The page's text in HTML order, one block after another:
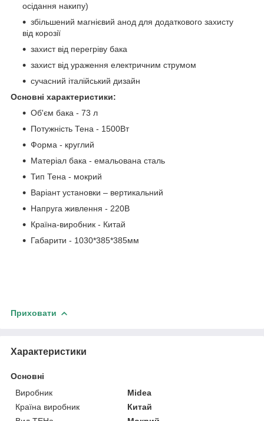
осідання накипу)
збільшений магнієвий анод для додаткового захисту
від корозії
захист від перегріву бака
захист від ураження електричним струмом
сучасний італійський дизайн
Основні характеристики:
Об'єм бака - 73 л
Потужність Тена - 1500Вт
Форма - круглий
Матеріал бака - емальована сталь
Тип Тена - мокрий
Варіант установки – вертикальний
Напруга живлення - 220В
Країна-виробник - Китай
Габарити - 1030*385*385мм
Приховати
Характеристики
Основні
Виробник
Midea
Країна виробник
Китай